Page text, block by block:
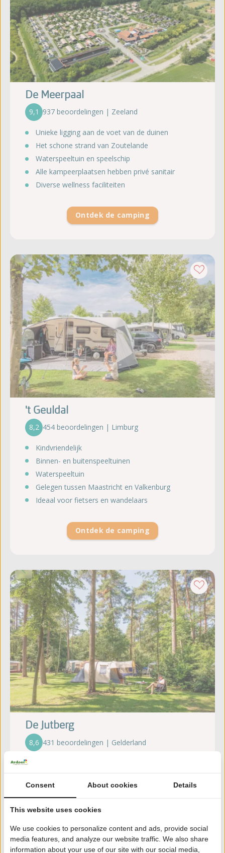
De Meerpaal
9,1 937 beoordelingen | Zeeland
Unieke ligging aan de voet van de duinen
Het schone strand van Zoutelande
Waterspeeltuin en speelschip
Alle kampeerplaatsen hebben privé sanitair
Diverse wellness faciliteiten
Ontdek de camping
't Geuldal
8,2 454 beoordelingen | Limburg
Kindvriendelijk
Binnen- en buitenspeeltuinen
Waterspeeltuin
Gelegen tussen Maastricht en Valkenburg
Ideaal voor fietsers en wandelaars
Ontdek de camping
De Jutberg
8,6 431 beoordelingen | Gelderland
Kindvriendelijke speeltuinen
Echte natuurbeleving
In de buurt van pittoreske Hanzesteden
Ontdek de camping
Consent About cookies Details
This website uses cookies
We use cookies to personalize content and ads, provide social
media features, and analyze our website traffic. We also share
information about your use of our site with our social media,